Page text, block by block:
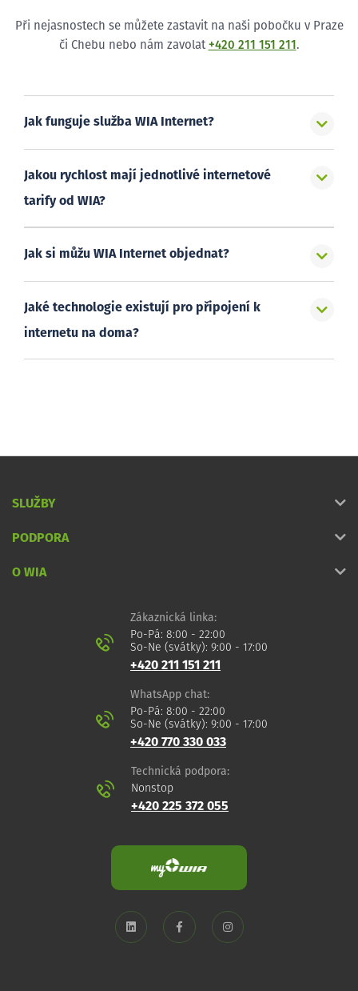
Při nejasnostech se můžete zastavit na naši pobočku v Praze
či Chebu nebo nám zavolat +420 211 151 211 .
Jak funguje služba WIA Internet?
Jakou rychlost mají jednotlivé internetové
tarify od WIA?
Jak si můžu WIA Internet objednat?
Jaké technologie existují pro připojení k
internetu na doma?
SLUŽBY
PODPORA
O WIA
Zákaznická linka:
Po-Pá: 8:00 - 22:00
So-Ne (svátky): 9:00 - 17:00
+420 211 151 211
WhatsApp chat:
Po-Pá: 8:00 - 22:00
So-Ne (svátky): 9:00 - 17:00
+420 770 330 033
Technická podpora:
Nonstop
+420 225 372 055